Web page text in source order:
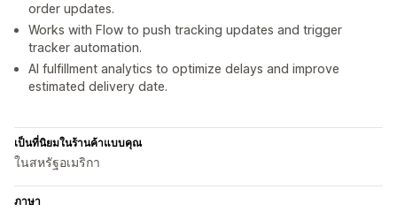
order updates.
Works with Flow to push tracking updates and trigger
tracker automation.
AI fulfillment analytics to optimize delays and improve
estimated delivery date.
เป็นที่นิยมในร้านค้าแบบคุณ
ในสหรัฐอเมริกา
ภาษา